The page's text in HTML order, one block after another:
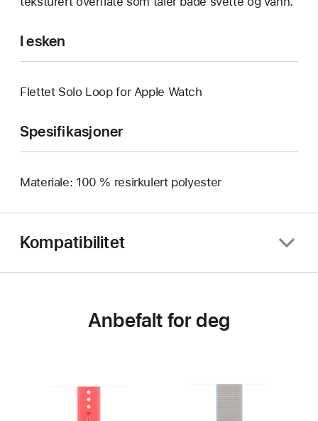
I esken
Flettet Solo Loop for Apple Watch
Spesifikasjoner
Materiale: 100 % resirkulert polyester
Kompatibilitet
Anbefalt for deg